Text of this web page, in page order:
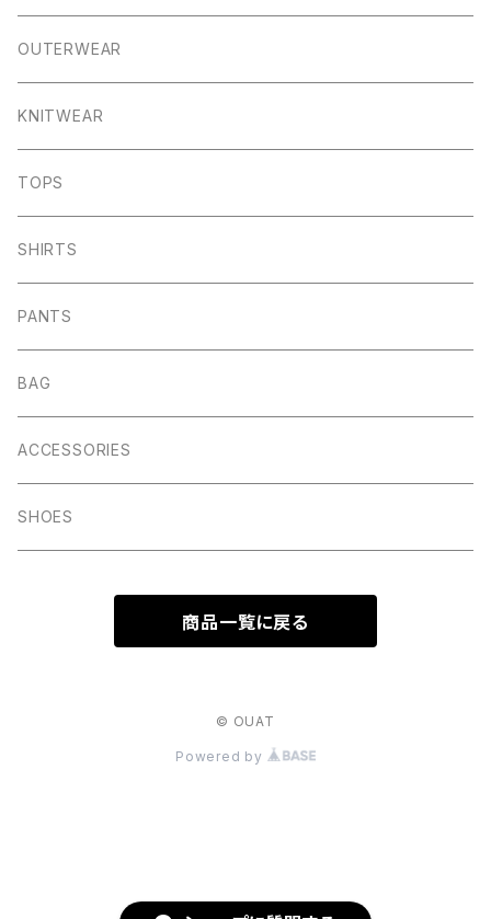
OUTERWEAR
KNITWEAR
TOPS
SHIRTS
PANTS
BAG
ACCESSORIES
SHOES
商品一覧に戻る
© OUAT
Powered by